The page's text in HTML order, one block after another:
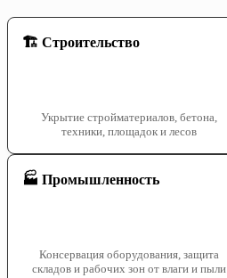
🏗️ Строительство
Укрытие стройматериалов, бетона,
техники, площадок и лесов
🏭 Промышленность
Консервация оборудования, защита
складов и рабочих зон от влаги и пыли